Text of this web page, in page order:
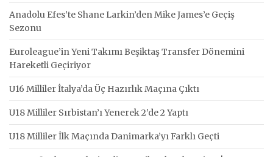
Anadolu Efes’te Shane Larkin’den Mike James’e Geçiş
Sezonu
Euroleague’in Yeni Takımı Beşiktaş Transfer Dönemini
Hareketli Geçiriyor
U16 Milliler İtalya’da Üç Hazırlık Maçına Çıktı
U18 Milliler Sırbistan’ı Yenerek 2’de 2 Yaptı
U18 Milliler İlk Maçında Danimarka’yı Farklı Geçti